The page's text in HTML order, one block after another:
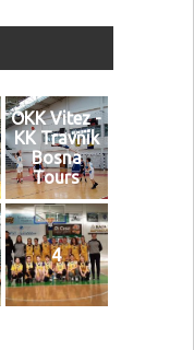
OKK Vitez -
KK Travnik
Bosna
Tours
4